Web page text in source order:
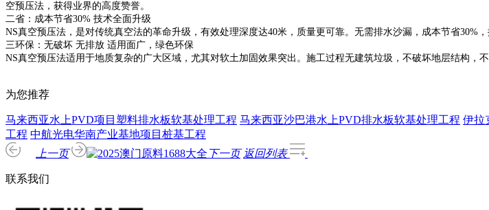
空预压法，获得业界的高度赞誉。
二省：成本节省30% 技术全面升级
NS真空预压法，是对传统真空法的革命升级，有效处理深度达40米，质量更可靠。无需排水沙漏，成本节省30%
三环保：无破坏 无排放 适用面广，绿色环保
NS真空预压法适用于地质复杂的广大区域，尤其对软土加固效果突出。施工过程无建筑垃圾，不破坏地层结构，
为您推荐
马来西亚水上PVD项目塑料排水板软基处理工程 马来西亚沙巴港水上PVD排水板软基处理工程 伊拉
工程 中航光电华南产业基地项目桩基工程
上一页
下一页 返回列表
联系我们